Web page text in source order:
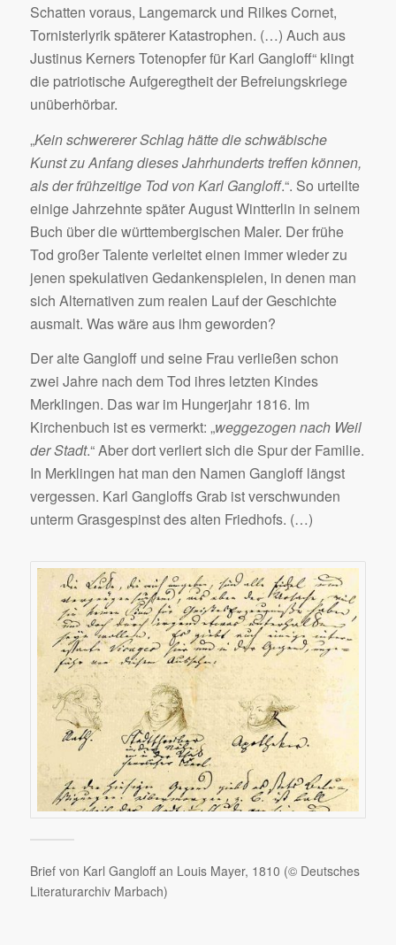
Schatten voraus, Langemarck und Rilkes Cornet,
Tornisterlyrik späterer Katastrophen. (…) Auch aus
Justinus Kerners Totenopfer für Karl Gangloff“ klingt
die patriotische Aufgeregtheit der Befreiungskriege
unüberhörbar.
„Kein schwererer Schlag hätte die schwäbische
Kunst zu Anfang dieses Jahrhunderts treffen können,
als der frühzeitige Tod von Karl Gangloff.“. So urteilte
einige Jahrzehnte später August Wintterlin in seinem
Buch über die württembergischen Maler. Der frühe
Tod großer Talente verleitet einen immer wieder zu
jenen spekulativen Gedankenspielen, in denen man
sich Alternativen zum realen Lauf der Geschichte
ausmalt. Was wäre aus ihm geworden?
Der alte Gangloff und seine Frau verließen schon
zwei Jahre nach dem Tod ihres letzten Kindes
Merklingen. Das war im Hungerjahr 1816. Im
Kirchenbuch ist es vermerkt: „weggezogen nach Weil
der Stadt.“ Aber dort verliert sich die Spur der Familie.
In Merklingen hat man den Namen Gangloff längst
vergessen. Karl Gangloffs Grab ist verschwunden
unterm Grasgespinst des alten Friedhofs. (…)
Brief von Karl Gangloff an Louis Mayer, 1810 (© Deutsches
Literaturarchiv Marbach)